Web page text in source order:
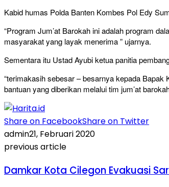
Kabid humas Polda Banten Kombes Pol Edy
“Program Jum’at Barokah ini adalah program
masyarakat yang layak menerima ” ujarnya.
Sementara itu Ustad Ayubi ketua panitia
“terimakasih sebesar – besarnya kepada
bantuan yang diberikan melalui tim jum’at
Share on FacebookShare on Twitter
admin21, Februari 2020
previous article
Damkar Kota Cilegon Evakuasi